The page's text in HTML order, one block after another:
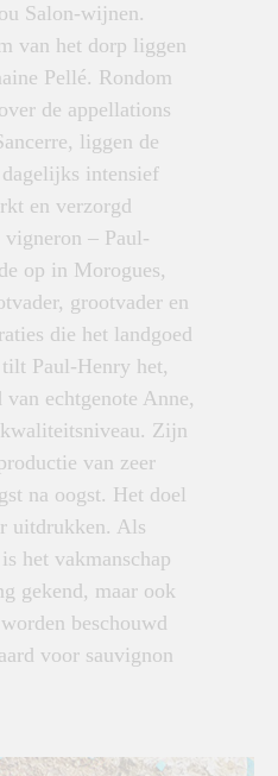
Salon-wijnen.
van het dorp liggen
Pellé. Rondom
de appellations
liggen de
intensief
en verzorgd
– Paul-
op in Morogues,
grootvader en
die het landgoed
Paul-Henry het,
echtgenote Anne,
Zijn
van zeer
na oogst. Het doel
uitdrukken. Als
het vakmanschap
gekend, maar ook
beschouwd
voor sauvignon